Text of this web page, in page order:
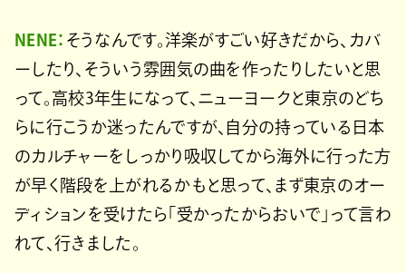
NENE： そうなんです。洋楽がすごい好きだから、カバ
ーしたり、そういう雰囲気の曲を作ったりしたいと思
って。高校3年生になって、ニューヨークと東京のどち
らに行こうか迷ったんですが、自分の持っている日本
のカルチャーをしっかり吸収してから海外に行った方
が早く階段を上がれるかもと思って、まず東京のオー
ディションを受けたら「受かったからおいで」って言わ
れて、行きました。